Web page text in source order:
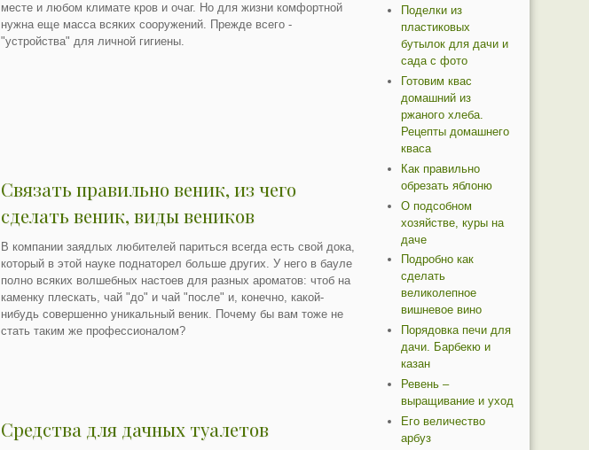
месте и любом климате кров и очаг. Но для жизни комфортной
нужна еще масса всяких сооружений. Прежде всего -
"устройства" для личной гигиены.
Связать правильно веник, из чего
сделать веник, виды веников
В компании заядлых любителей париться всегда есть свой дока,
который в этой науке поднаторел больше других. У него в бауле
полно всяких волшебных настоев для разных ароматов: чтоб на
каменку плескать, чай "до" и чай "после" и, конечно, какой-
нибудь совершенно уникальный веник. Почему бы вам тоже не
стать таким же профессионалом?
Средства для дачных туалетов
Поделки из
пластиковых
бутылок для дачи и
сада с фото
Готовим квас
домашний из
ржаного хлеба.
Рецепты домашнего
кваса
Как правильно
обрезать яблоню
О подсобном
хозяйстве, куры на
даче
Подробно как
сделать
великолепное
вишневое вино
Порядовка печи для
дачи. Барбекю и
казан
Ревень –
выращивание и уход
Его величество
арбуз